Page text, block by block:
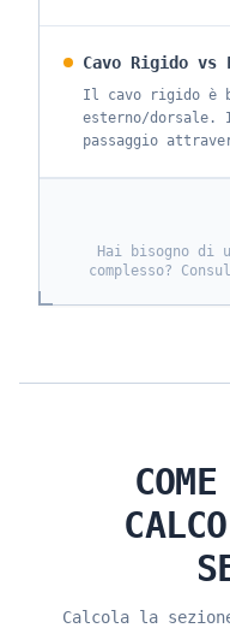
Cavo Rigido
Il cavo rigido è
esterno/
passaggio
Hai bisogno di
complesso?
Calcola la